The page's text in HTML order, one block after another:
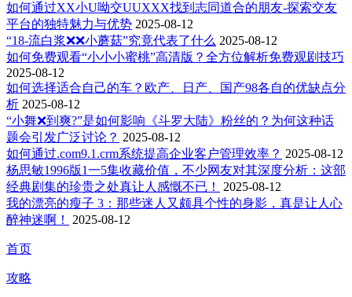
如何通过XX小U呦交UUXXX找到志同道合的朋友-探索交友
平台的独特魅力与优势 2025-08-12
“18-流白浆❌❌小蘑菇”究竟代表了什么 2025-08-12
如何免费观看“小小小蜜桃”高清版？全方位解析免费观剧技巧
2025-08-12
如何选择适合自己的车？欧产、日产、国产98各自的优缺点分
析 2025-08-12
“小舞❌到爽?”是如何影响《斗罗大陆》粉丝的？为何这种话
题会引发广泛讨论？ 2025-08-12
如何通过.com9.1.crm系统提高企业客户管理效率？ 2025-08-12
杨思敏1996版1一5集收藏价值，不少网友对其深度分析：这部
经典剧集的珍贵之处真让人感慨不已！
2025-08-12
我的漂亮的瘦子 3：那些迷人又颇具个性的身影，真是让人心
醉神迷啊！
2025-08-12
首页
攻略